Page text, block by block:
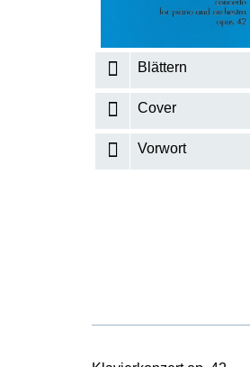
Blättern
Cover
Vorwort